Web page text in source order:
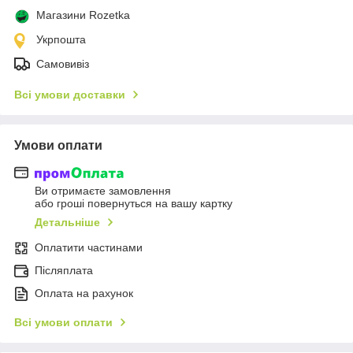
Магазини Rozetka
Укрпошта
Самовивіз
Всі умови доставки
Умови оплати
Ви отримаєте замовлення
або гроші повернуться на вашу картку
Детальніше
Оплатити частинами
Післяплата
Оплата на рахунок
Всі умови оплати